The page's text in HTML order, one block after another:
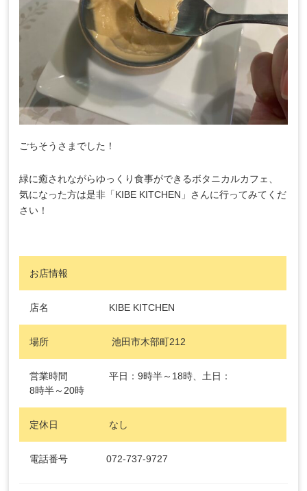
ごちそうさまでした！
緑に癒されながらゆっくり食事ができるボタニカルカフェ、
気になった方は是非「KIBE KITCHEN」さんに行ってみてくだ
さい！
お店情報
店名 KIBE KITCHEN
場所 池田市木部町212
営業時間 平日：9時半～18時、土日：
8時半～20時
定休日 なし
電話番号 072‐737‐9727